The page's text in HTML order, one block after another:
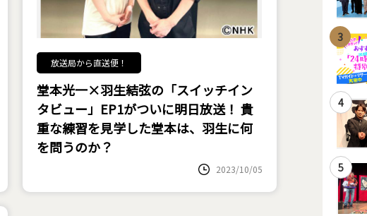
放送局から直送便！
堂本光一×羽生結弦の「スイッチイン
タビュー」EP1がついに明日放送！ 貴
重な練習を見学した堂本は、羽生に何
を問うのか？
2023/10/05
3
4
5